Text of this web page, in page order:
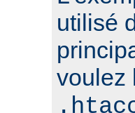
utilisé
voulez